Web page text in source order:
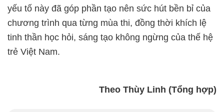
yếu tố này đã góp phần tạo nên sức hút bền bỉ của
chương trình qua từng mùa thi, đồng thời khích lệ
tinh thần học hỏi, sáng tạo không ngừng của thế hệ
trẻ Việt Nam.
Theo Thùy Linh (Tổng hợp)